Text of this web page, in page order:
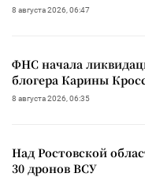
8 августа 2026, 06:47
ФНС начала
блогера Карины
8 августа 2026, 06:35
Над Ростовской
30 дронов ВСУ